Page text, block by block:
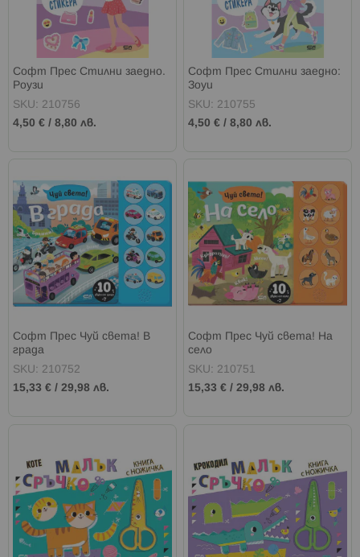
Софт Прес Стилни заедно.
Роузи
SKU: 210756
4,50 € / 8,80 лв.
Софт Прес Стилни заедно:
Зоуи
SKU: 210755
4,50 € /8,80 лв.
Софт Прес Чуй света! В
града
SKU: 210752
15,33 € / 29,98 лв.
Софт Прес Чуй света! На
село
SKU: 210751
15,33 € /29,98 лв.